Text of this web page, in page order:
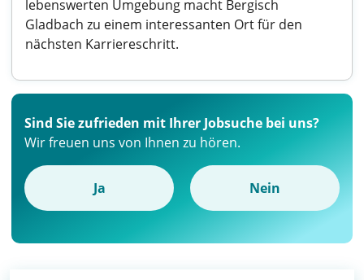
lebenswerten Umgebung macht Bergisch
Gladbach zu einem interessanten Ort für den
nächsten Karriereschritt.
Sind Sie zufrieden mit Ihrer Jobsuche bei uns?
Wir freuen uns von Ihnen zu hören.
Ja Nein